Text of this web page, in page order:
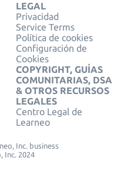
LEGAL
Privacidad
Service Terms
Política de cookies
Configuración de
Cookies
COPYRIGHT, GUÍAS
COMUNITARIAS, DSA
& OTROS RECURSOS
LEGALES
Centro Legal de
Learneo
Inc. business
Inc. 2024